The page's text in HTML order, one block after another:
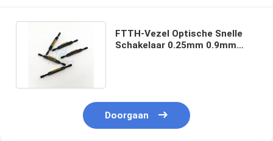
FTTH-Vezel Optische Snelle
Schakelaar 0.25mm 0.9mm
Doorgaan